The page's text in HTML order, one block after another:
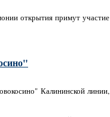
открытия примут участие
Калининской линии,